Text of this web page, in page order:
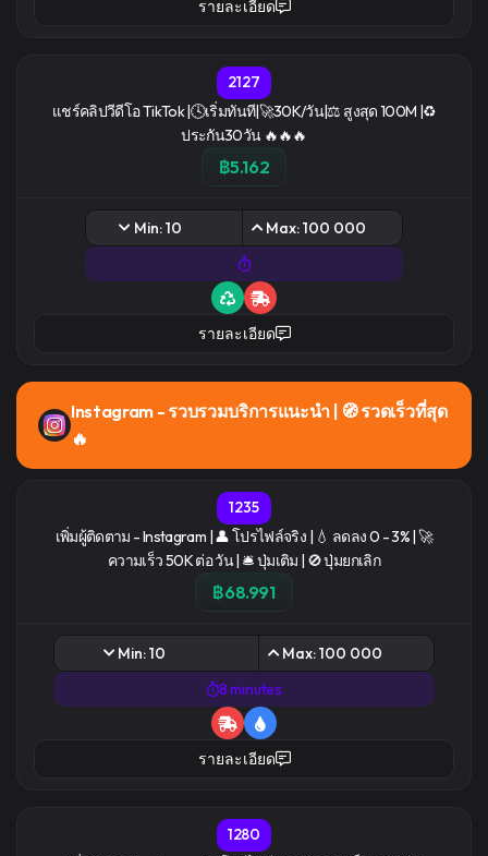
รายละเอียด
2127
เเชร์คลิปวีดีโอ TikTok |🕓เริ่มทันที|🚀30K/วัน|⚖️ สูงสุด 100M |♻️
ประกัน30วัน 🔥🔥🔥
฿5.162
Min: 10 Max: 100 000
รายละเอียด
Instagram - รวบรวมบริการแนะนํา | 🧭 รวดเร็วที่สุด
🔥
1235
เพิ่มผู้ติดตาม - Instagram | 👤 โปรไฟล์จริง | 💧 ลดลง 0 - 3% | 🚀
ความเร็ว 50K ต่อ วัน | 🛎️ ปุ่มเติม | 🚫 ปุ่มยกเลิก
฿68.991
Min: 10
Max: 100 000
8 minutes
รายละเอียด
1280